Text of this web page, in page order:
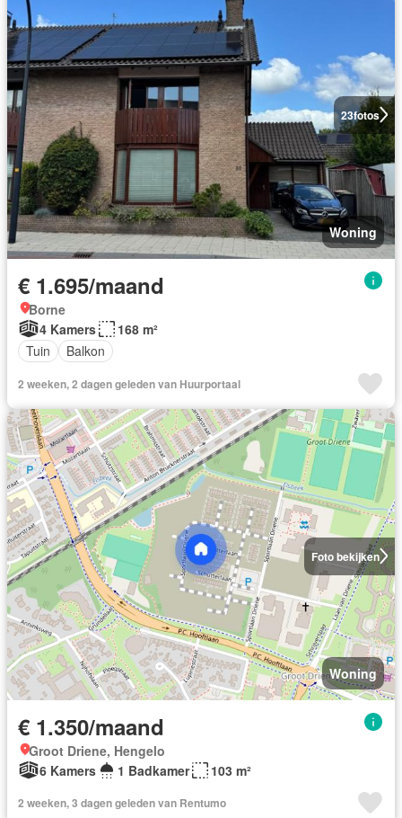
23fotos
Woning
€ 1.695/maand
Borne
4 Kamers
168 m²
Tuin
Balkon
2 weeken, 2 dagen geleden van Huurportaal
Foto bekijken
Woning
€ 1.350/maand
Groot Driene, Hengelo
6 Kamers
1 Badkamer 103 m²
2 weeken, 3 dagen geleden van Rentumo